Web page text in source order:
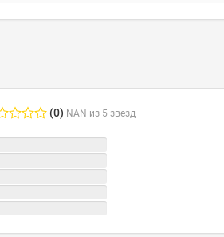
(0) NAN из 5 звезд